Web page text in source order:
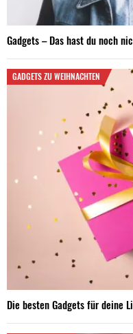
Gadgets – Das hast du noch
GADGETS ZU WEIHNACHTEN
Die besten Gadgets für deine